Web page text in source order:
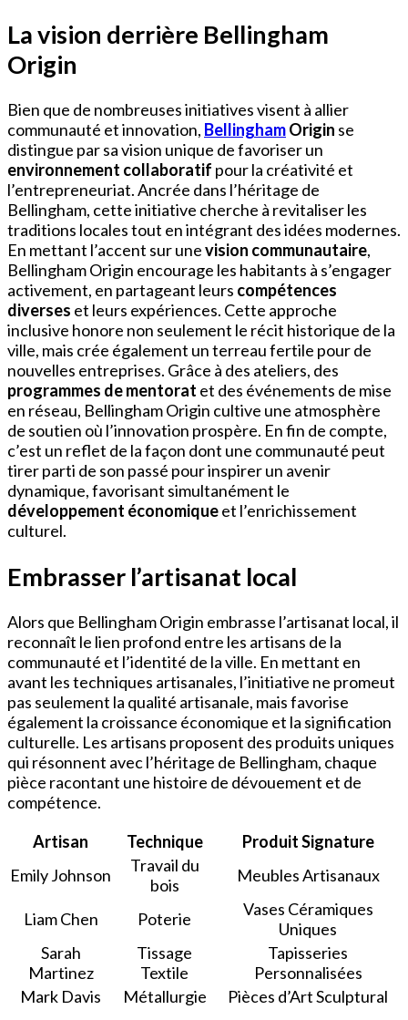
La vision derrière Bellingham
Origin
Bien que de nombreuses initiatives visent à allier
communauté et innovation, BellinghamOrigin se
distingue par sa vision unique de favoriser un
environnement collaboratif pour la créativité et
l’entrepreneuriat. Ancrée dans l’héritage de
Bellingham, cette initiative cherche à revitaliser les
traditions locales tout en intégrant des idées modernes.
En mettant l’accent sur unevision communautaire,
Bellingham Origin encourage les habitants à s’engager
activement, en partageant leurs compétences
diverses et leurs expériences. Cette approche
inclusive honore non seulement le récit historique de la
ville, mais crée également un terreau fertile pour de
nouvelles entreprises. Grâce à des ateliers, des
programmes de mentorat et des événements de mise
en réseau, Bellingham Origin cultive une atmosphère
de soutien où l’innovation prospère. En fin de compte,
c’est un reflet de la façon dont une communauté peut
tirer parti de son passé pour inspirer un avenir
dynamique, favorisant simultanément le
développement économiqueet l’enrichissement
culturel.
Embrasser l’artisanat local
Alors que Bellingham Origin embrasse l’artisanat local, il
reconnaît le lien profond entre les artisans de la
communauté et l’identité de la ville. En mettant en
avant les techniques artisanales, l’initiative ne promeut
pas seulement la qualité artisanale, mais favorise
également la croissance économique et la signification
culturelle. Les artisans proposent des produits uniques
qui résonnent avec l’héritage de Bellingham, chaque
pièce racontant une histoire de dévouement et de
compétence.
Artisan
Technique
Produit Signature
Emily Johnson
Travail du
bois
Meubles Artisanaux
Liam Chen Poterie
Vases Céramiques
Uniques
Sarah
Martinez
Tissage
Textile
Tapisseries
Personnalisées
Mark Davis
Métallurgie
Pièces d’Art Sculptural